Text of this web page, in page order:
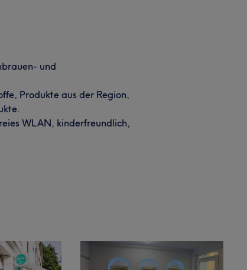
und
Produkte aus der Region,
WLAN, kinderfreundlich,